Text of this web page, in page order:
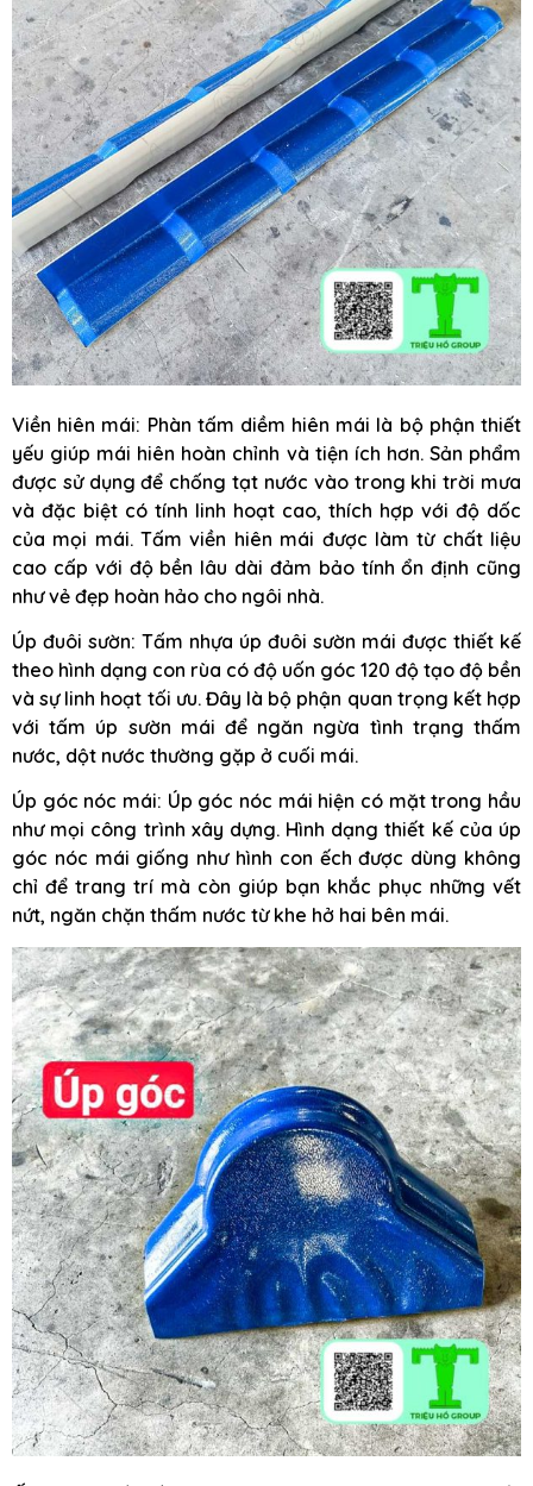
Viền hiên mái: Phàn tấm diềm hiên mái là bộ phận thiết
yếu giúp mái hiên hoàn chỉnh và tiện ích hơn. Sản phẩm
được sử dụng để chống tạt nước vào trong khi trời mưa
và đặc biệt có tính linh hoạt cao, thích hợp với độ dốc
của mọi mái. Tấm viền hiên mái được làm từ chất liệu
cao cấp với độ bền lâu dài đảm bảo tính ổn định cũng
như vẻ đẹp hoàn hảo cho ngôi nhà.
Úp đuôi sườn: Tấm nhựa úp đuôi sườn mái được thiết kế
theo hình dạng con rùa có độ uốn góc 120 độ tạo độ bền
và sự linh hoạt tối ưu. Đây là bộ phận quan trọng kết hợp
với tấm úp sườn mái để ngăn ngừa tình trạng thấm
nước, dột nước thường gặp ở cuối mái.
Úp góc nóc mái: Úp góc nóc mái hiện có mặt trong hầu
như mọi công trình xây dựng. Hình dạng thiết kế của úp
góc nóc mái giống như hình con ếch được dùng không
chỉ để trang trí mà còn giúp bạn khắc phục những vết
nứt, ngăn chặn thấm nước từ khe hở hai bên mái.